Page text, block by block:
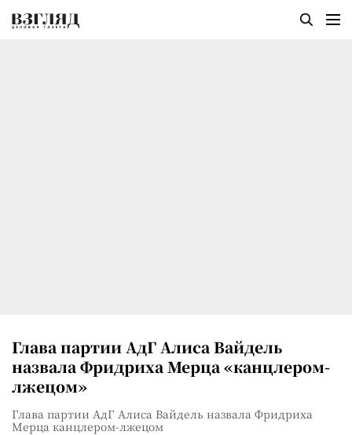
Глава партии АдГ Алиса Вайдель
назвала Фридриха Мерца «канцлером-
лжецом»
Глава партии АдГ Алиса Вайдель назвала Фридриха
Мерца канцлером-лжецом